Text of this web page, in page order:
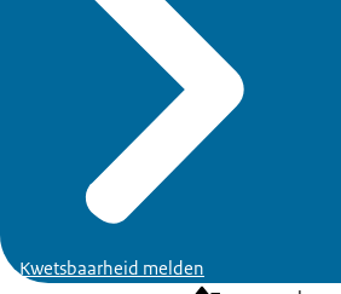
Kwetsbaarheid melden